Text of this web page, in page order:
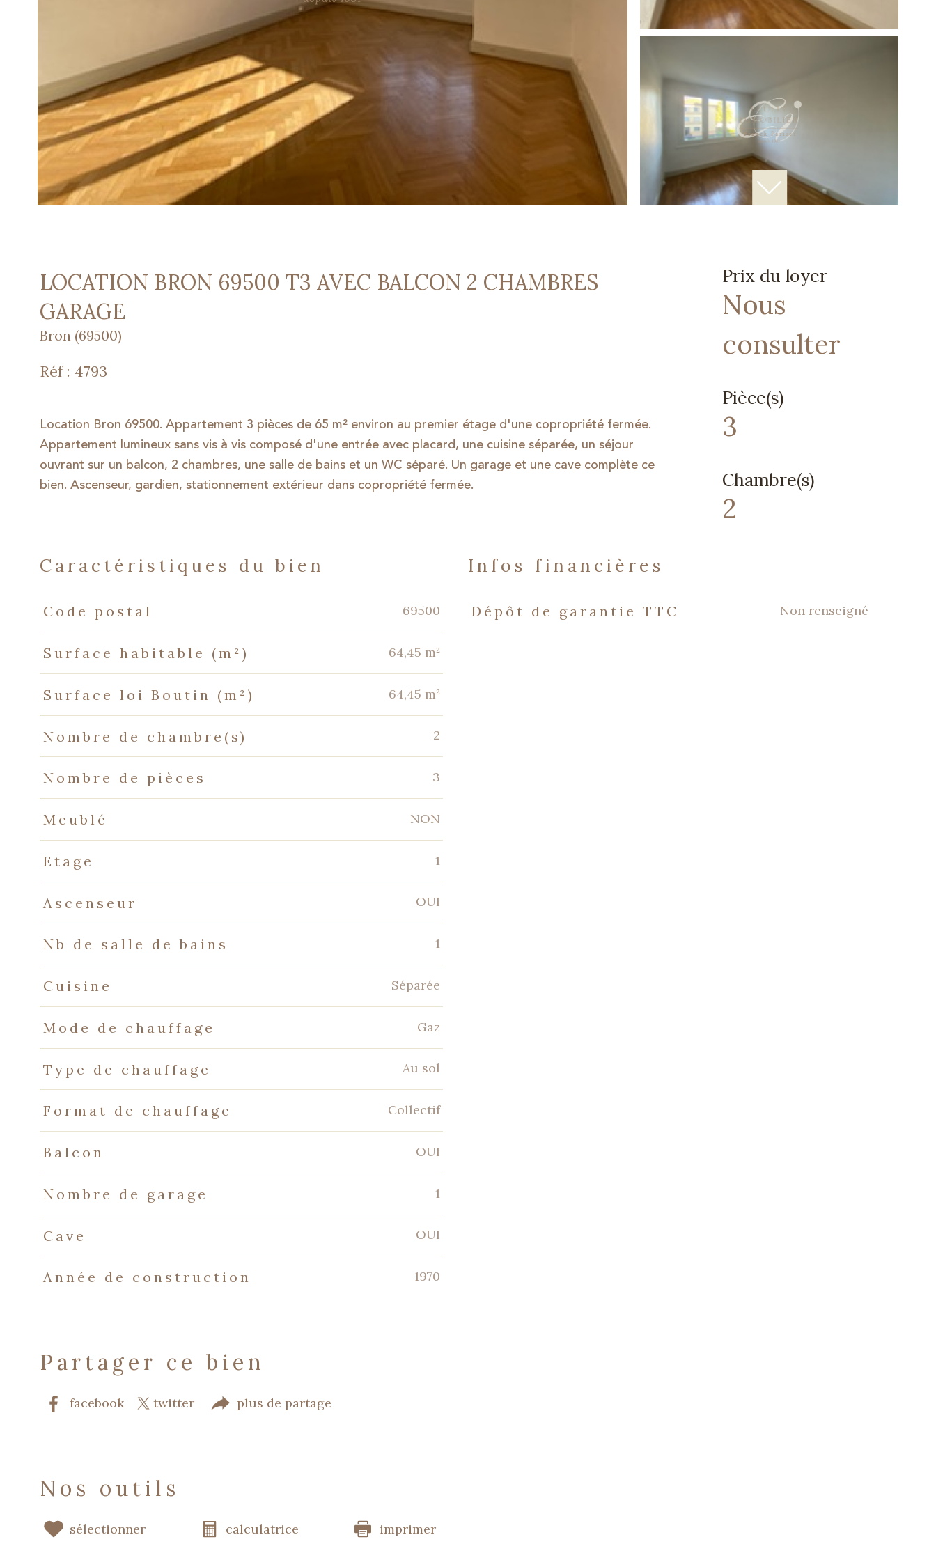
LOCATION BRON 69500 T3 AVEC BALCON 2 CHAMBRES
GARAGE
Bron (69500)
Réf : 4793
Location Bron 69500. Appartement 3 pièces de 65 m² environ au premier étage d'une copropriété fermée.
Appartement lumineux sans vis à vis composé d'une entrée avec placard, une cuisine séparée, un séjour
ouvrant sur un balcon, 2 chambres, une salle de bains et un WC séparé. Un garage et une cave complète ce
bien. Ascenseur, gardien, stationnement extérieur dans copropriété fermée.
Prix du loyer
Nous
consulter
Pièce(s)
3
Chambre(s)
2
caractéristiques du bien
Caractéristiques Valeurs
Code postal 69500
Surface habitable (m²) 64,45 m²
Surface loi Boutin (m²) 64,45 m²
Nombre de chambre(s) 2
Nombre de pièces 3
Meublé NON
Etage 1
Ascenseur OUI
Nb de salle de bains 1
Cuisine Séparée
Mode de chauffage Gaz
Type de chauffage Au sol
Format de chauffage Collectif
Balcon OUI
Nombre de garage 1
Cave OUI
Année de construction 1970
infos financières
Caractéristiques Valeurs
Dépôt de garantie TTC Non renseigné
partager ce bien
facebook twitter plus de partage
nos outils
sélectionner calculatrice imprimer